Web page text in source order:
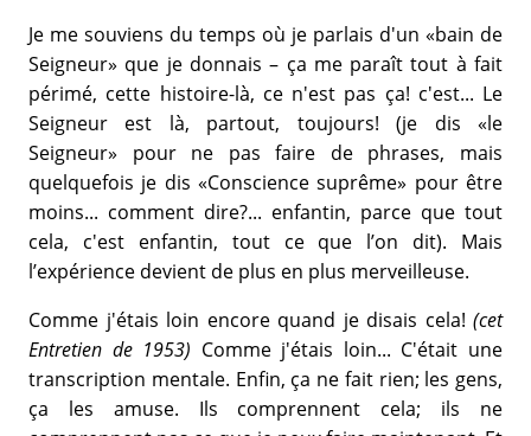
Je me souviens du temps où je parlais d'un «bain de
Seigneur» que je donnais – ça me paraît tout à fait
périmé, cette histoire-là, ce n'est pas ça! c'est... Le
Seigneur est là, partout, toujours! (je dis «le
Seigneur» pour ne pas faire de phrases, mais
quelquefois je dis «Conscience suprême» pour être
moins... comment dire?... enfantin, parce que tout
cela, c'est enfantin, tout ce que l’on dit). Mais
l’expérience devient de plus en plus merveilleuse.
Comme j'étais loin encore quand je disais cela! (cet
Entretien de 1953) Comme j'étais loin... C'était une
transcription mentale. Enfin, ça ne fait rien; les gens,
ça les amuse. Ils comprennent cela; ils ne